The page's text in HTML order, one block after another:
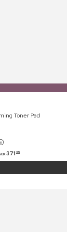
Toner Pad
371 95